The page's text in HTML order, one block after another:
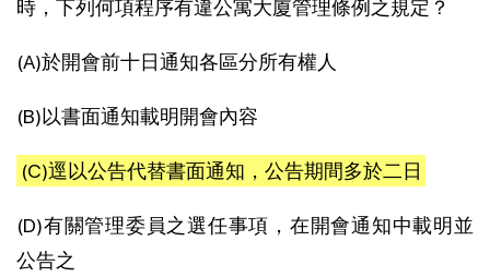
時，下列何項程序有違公寓大廈管理條例之規定？
(A)於開會前十日通知各區分所有權人
(B)以書面通知載明開會內容
(C)逕以公告代替書面通知，公告期間多於二日
(D)有關管理委員之選任事項，在開會通知中載明並
公告之